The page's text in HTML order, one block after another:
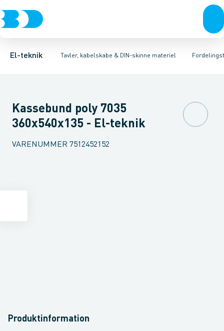
El-teknik Tavler, kabelskabe & DIN-skinne materiel
Afbrydere, stikkontakter & lampeudtagForgreningsmateriel
Tavler, kapsling og rackskabe Fordelings-/byggepladstavler
Tilbehør til gruppetavlerDæksel for montagekasse
Kassebund poly 7035
360x540x135 - El-teknik
VARENUMMER 7512452152
Produktinformation